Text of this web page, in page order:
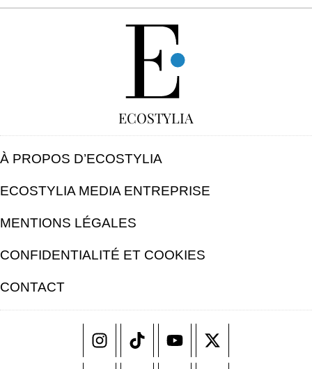
ECOSTYLIA
À PROPOS D’ECOSTYLIA
ECOSTYLIA MEDIA ENTREPRISE
MENTIONS LÉGALES
CONFIDENTIALITÉ ET COOKIES
CONTACT